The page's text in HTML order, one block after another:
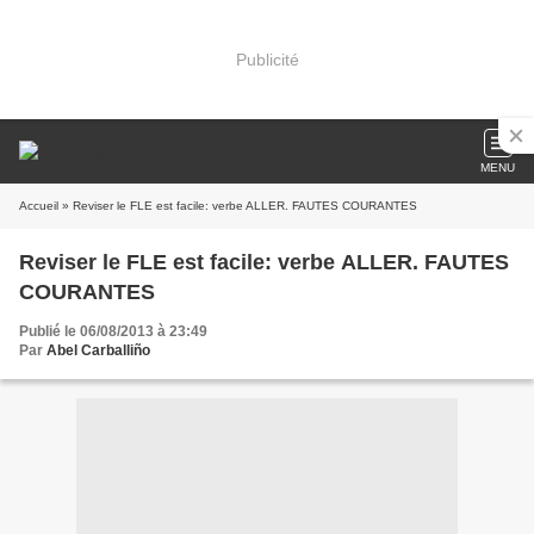
Publicité
MENU
Accueil » Reviser le FLE est facile: verbe ALLER. FAUTES COURANTES
Reviser le FLE est facile: verbe ALLER. FAUTES
COURANTES
Publié le 06/08/2013 à 23:49
Par Abel Carballiño